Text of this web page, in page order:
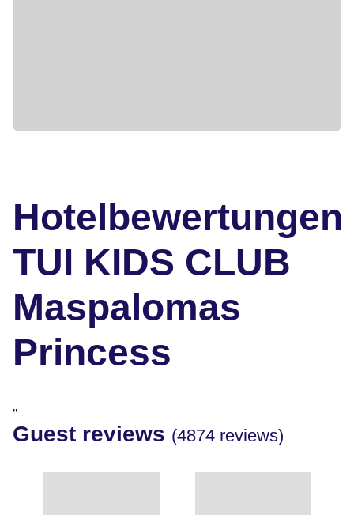
Hotelbewertungen
TUI KIDS CLUB
Maspalomas
Princess
"
Guest reviews (4874 reviews)